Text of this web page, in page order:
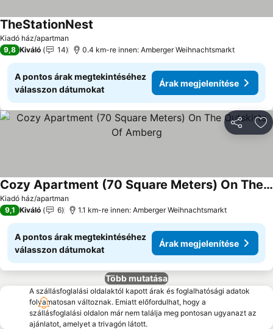
Kiadó ház/apartman
TheStationNest
9,8 Kiváló 14 0.4 km-re innen: Amberger Weihnachtsmarkt
A pontos árak megtekintéséhez
válasszon dátumokat
Árak megjelenítése
Kiadó ház/apartman
Cozy Apartment (70 Square Meters) On The Outskirts Of Amberg
Árak megjelenítése
9,1 Kiváló 6 1.1 km-re innen: Amberger Weihnachtsmarkt
A pontos árak megtekintéséhez
válasszon dátumokat
Árak megjelenítése
Több mutatása
A szállásfoglalási oldalaktól kapott árak és foglalhatósági adatok
folyamatosan változnak. Emiatt előfordulhat, hogy a
szállásfoglalási oldalon már nem találja meg pontosan ugyanazt az
ajánlatot, amelyet a trivagón látott.